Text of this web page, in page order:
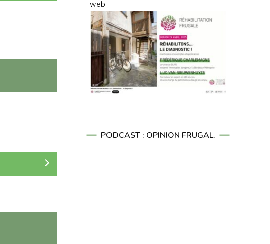
web.
PODCAST : OPINION FRUGAL.